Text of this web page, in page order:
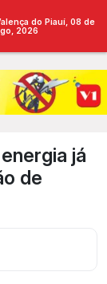
do Piauí, 08 de
2026
já
de